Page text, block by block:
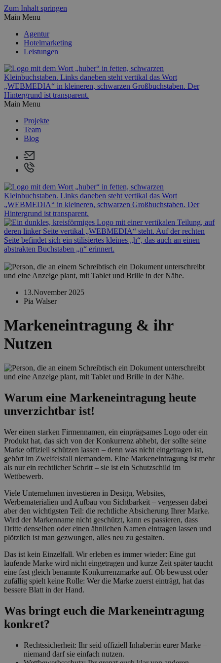
Zum Inhalt springen
Main Menu
Agentur
Hotelmarketing
Leistungen
Main Menu
Projekte
Team
Blog
13.November 2025
Pia Walser
Marken­eintragung & ihr
Nutzen
Warum eine Markeneintragung heute
unverzichtbar ist!
Wer einen starken Firmennamen, ein einprägsames Logo oder ein
Produkt hat, das sich von der Konkurrenz abhebt, der sollte seine
Marke offiziell schützen lassen – denn was nicht eingetragen ist,
gehört im Zweifelsfall niemandem. Eine Markeneintragung ist mehr
als nur ein rechtlicher Schritt – sie ist ein Schutzschild im
Wettbewerb.
Viele Unternehmen investieren in Design, Websites,
Werbematerialien und Aufbau von Sichtbarkeit – vergessen dabei
aber den wichtigsten Teil: die rechtliche Absicherung Ihrer Marke.
Wird der Markenname nicht geschützt, kann es passieren, dass
Dritte denselben oder einen ähnlichen Namen eintragen lassen und
plötzlich ist man gezwungen, alles neu zu gestalten.
Das ist kein Einzelfall. Wir erleben es immer wieder: Eine gut
laufende Marke wird nicht eingetragen und kurze Zeit später taucht
eine fast gleich benannte Konkurrenzmarke auf. Ob bewusst oder
zufällig spielt keine Rolle: Wer die Marke zuerst einträgt, hat das
bessere Blatt in der Hand.
Was bringt euch die Markeneintragung
konkret?
Rechtssicherheit: Ihr seid offiziell Inhaber:in eurer Marke –
niemand darf sie einfach nutzen.